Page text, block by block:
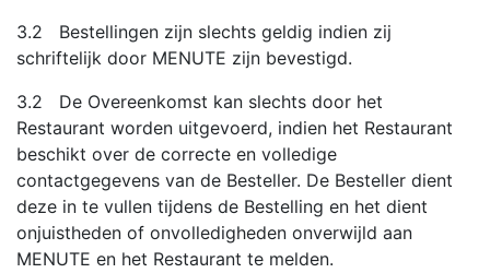
3.2 Bestellingen zijn slechts geldig indien zij
schriftelijk door MENUTE zijn bevestigd.
3.2 De Overeenkomst kan slechts door het
Restaurant worden uitgevoerd, indien het Restaurant
beschikt over de correcte en volledige
contactgegevens van de Besteller. De Besteller dient
deze in te vullen tijdens de Bestelling en het dient
onjuistheden of onvolledigheden onverwijld aan
MENUTE en het Restaurant te melden.